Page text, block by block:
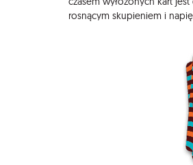
rosnącym skupieniem i